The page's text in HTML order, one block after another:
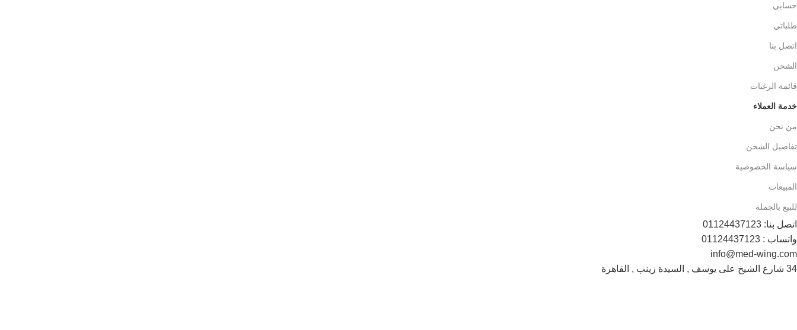
حسابي
طلباتي
اتصل بنا
الشحن
قائمة الرغبات
خدمة العملاء
من نحن
تفاصيل الشحن
سياسة الخصوصية
المبيعات
للبيع بالجملة
اتصل بنا: 01124437123
واتساب : 01124437123
info@med-wing.com
34 شارع الشيخ على يوسف , السيدة زينب , القاهرة